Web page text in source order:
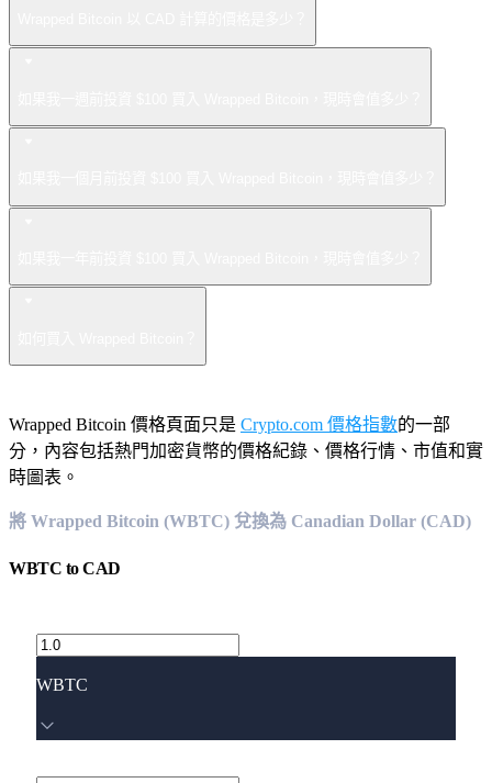
Wrapped Bitcoin 價格頁面只是 Crypto.com 價格指數的一部
分，內容包括熱門加密貨幣的價格紀錄、價格行情、市值和實
時圖表。
將 Wrapped Bitcoin (WBTC) 兌換為 Canadian Dollar (CAD)
WBTC toCAD
WBTC